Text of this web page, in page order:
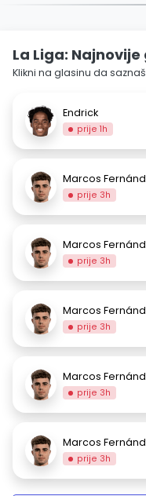
La Liga:
Klikni na glasinu da
Endrick
prije 1h
Marcos
prije 3h
Marcos
prije 3h
Marcos
prije 3h
Marcos
prije 3h
Marcos
prije 3h